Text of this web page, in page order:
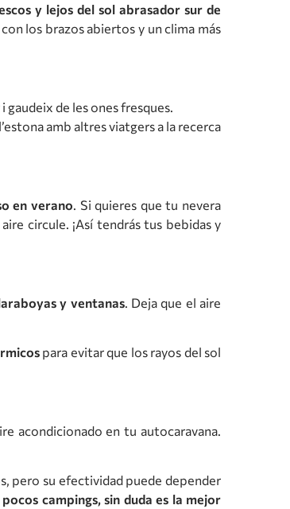
y lejos del sol abrasador sur de
los brazos abiertos y un clima más
gaudeix de les ones fresques.
amb altres viatgers a la recerca
en verano. Si quieres que tu nevera
circule. ¡Así tendrás tus bebidas y
y ventanas. Deja que el aire
para evitar que los rayos del sol
acondicionado en tu autocaravana.
pero su efectividad puede depender
campings, sin duda es la mejor